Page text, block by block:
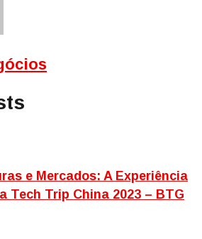
e Mercados: A Experiência
Tech Trip China 2023 – BTG